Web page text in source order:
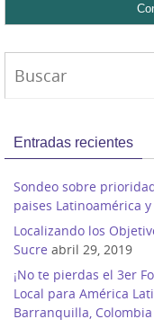
Entradas recientes
Sondeo sobre
paises Latinoamérica
Localizando los
Sucre abril 29, 2019
¡No te pierdas el 3er
Local para América
Barranquilla, Colombia